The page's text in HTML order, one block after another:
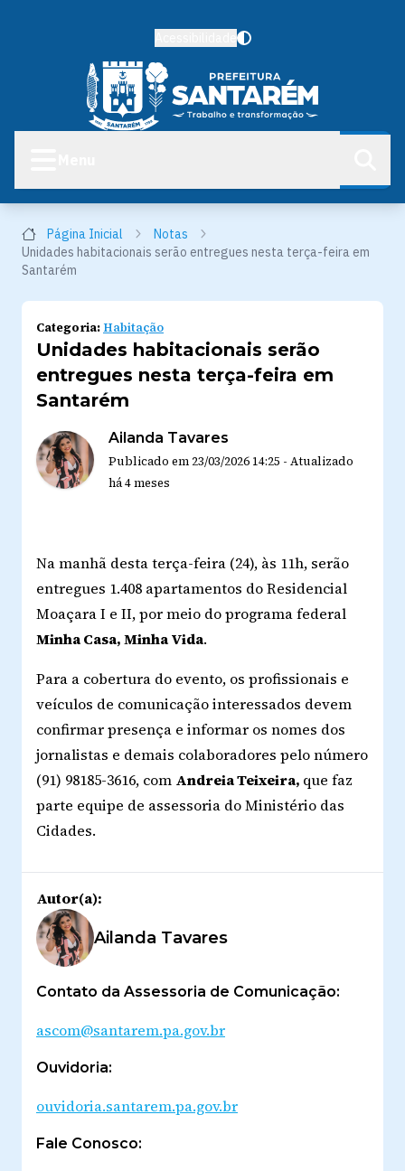
Página Inicial
Notas
Unidades habitacionais serão entregues nesta terça-feira em
Santarém
Categoria:Habitação
Unidades habitacionais serão
entregues nesta terça-feira em
Santarém
Ailanda Tavares
Publicado em 23/03/2026 14:25 - Atualizado
há 4 meses
Na manhã desta terça-feira (24), às 11h, serão
entregues 1.408 apartamentos do Residencial
Moaçara I e II, por meio do programa federal
Minha Casa, Minha Vida.
Para a cobertura do evento, os profissionais e
veículos de comunicação interessados devem
confirmar presença e informar os nomes dos
jornalistas e demais colaboradores pelo número
(91) 98185-3616, com Andreia Teixeira, que faz
parte equipe de assessoria do Ministério das
Cidades.
Autor(a):
Ailanda Tavares
Contato da Assessoria de Comunicação:
ascom@santarem.pa.gov.br
Ouvidoria:
ouvidoria.santarem.pa.gov.br
Fale Conosco: